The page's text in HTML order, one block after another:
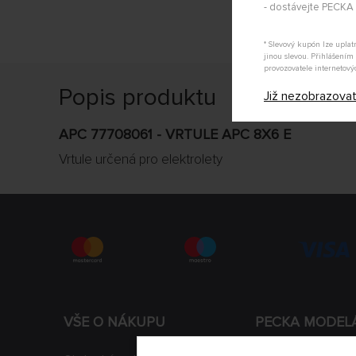
- dostávejte PECKA
* Slevový kupón lze
jinou slevou.
provozovatele
Již nezobrazovat
Popis produktu
APC 77708061 - VRTULE APC 8X6 E
Vrtule určená pro elektrolety
VŠE O NÁKUPU PECKA